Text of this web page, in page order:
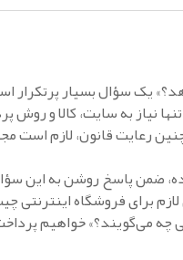
یک سؤال بسیار پرتکرار
نیاز به سایت، کالا و روش
رعایت قانون، لازم است
ضمن پاسخ روشن به این
برای فروشگاه اینترنتی
چه می‌گویند؟» خواهیم